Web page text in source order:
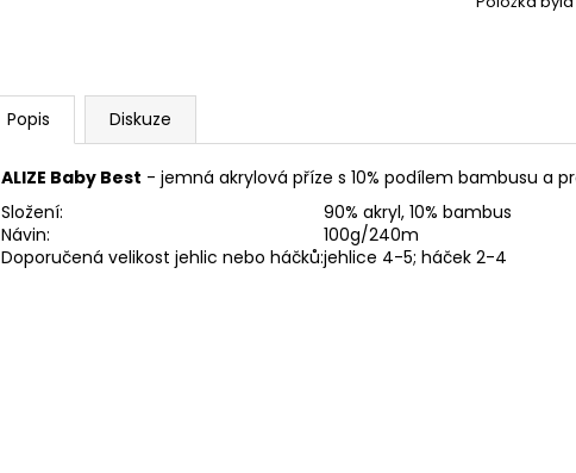
Popis Diskuze
ALIZE Baby Best - jemná akrylová příze s 10% podílem bambusu a
Složení:
90% akryl, 10% bambus
Návin:
100g/240m
Doporučená velikost jehlic nebo háčků:jehlice 4-5; háček 2-4
YARNART MACRAME